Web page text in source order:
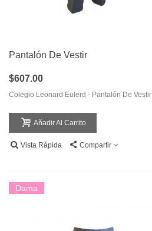
Pantalón De Vestir
$607.00
Colegio Leonard Eulerd - Pantalón De Vestir
Añadir Al Carrito
Vista Rápida Compartir
Dama